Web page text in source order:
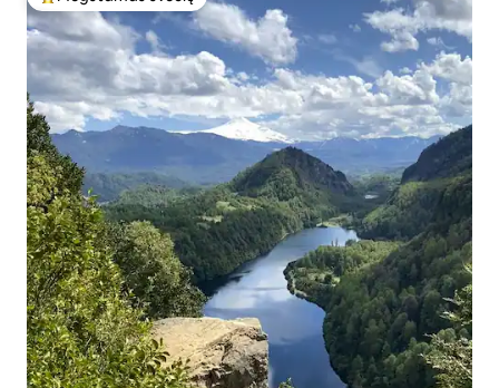
Svečių mėgstamiausias